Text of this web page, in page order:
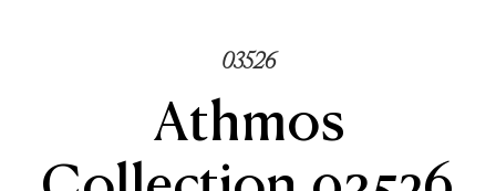
03526
Athmos